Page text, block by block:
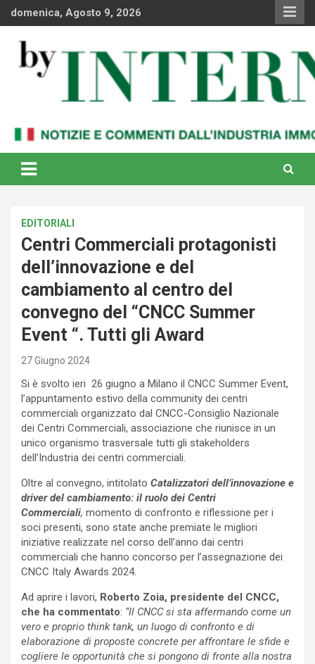
Skipdomenica, Agosto 9, 2026
By Internews
internazionale
EDITORIALI
Centri Commerciali protagonisti
dell’innovazione e del
cambiamento al centro del
convegno del “CNCC Summer
Event “. Tutti gli Award
27 Giugno 2024
Si è svolto ieri 26 giugno a Milano il CNCC Summer Event,
l’appuntamento estivo della community dei centri
commerciali organizzato dal CNCC-Consiglio Nazionale
dei Centri Commerciali, associazione che riunisce in un
unico organismo trasversale tutti gli stakeholders
dell’Industria dei centri commerciali.
Oltre al convegno, intitolato Catalizzatori dell’innovazione e
driver del cambiamento: il ruolo dei Centri
Commerciali, momento di confronto e riflessione per i
soci presenti, sono state anche premiate le migliori
iniziative realizzate nel corso dell’anno dai centri
commerciali che hanno concorso per l’assegnazione dei
CNCC Italy Awards 2024.
Ad aprire i lavori, Roberto Zoia, presidente del CNCC,
che ha commentato: “Il CNCC si sta affermando come un
vero e proprio think tank, un luogo di confronto e di
elaborazione di proposte concrete per affrontare le sfide e
cogliere le opportunità che si pongono di fronte alla nostra